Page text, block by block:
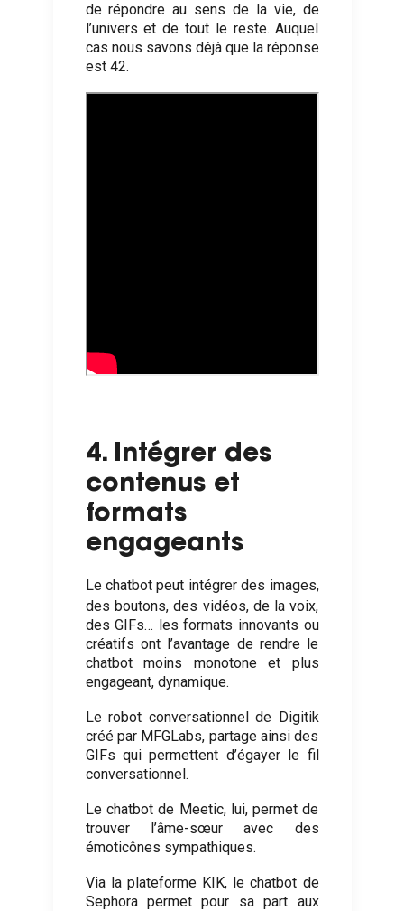
de répondre au sens de la vie, de
l’univers et de tout le reste. Auquel
cas nous savons déjà que la réponse
est 42.
4. Intégrer des
contenus et
formats
engageants
Le chatbot peut intégrer des images,
des boutons, des vidéos, de la voix,
des GIFs… les formats innovants ou
créatifs ont l’avantage de rendre le
chatbot moins monotone et plus
engageant, dynamique.
Le robot conversationnel de Digitik
créé par MFGLabs, partage ainsi des
GIFs qui permettent d’égayer le fil
conversationnel.
Le chatbot de Meetic, lui, permet de
trouver l’âme-sœur avec des
émoticônes sympathiques.
Via la plateforme KIK, le chatbot de
Sephora permet pour sa part aux